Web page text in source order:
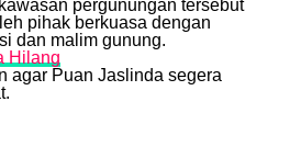
pergunungan tersebut
pihak berkuasa dengan
dan malim gunung.
agar Puan Jaslinda segera